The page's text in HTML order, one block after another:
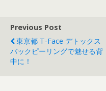
Previous Post
東京都 T-Face デトックス
バックピーリングで魅せる背
中に！